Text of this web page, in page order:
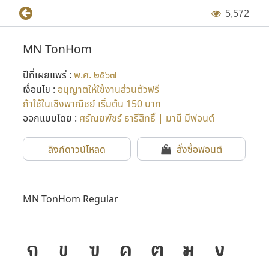
5,572
MN TonHom
ปีที่เผยแพร่ : พ.ศ. ๒๕๖๗
เงื่อนไข : อนุญาตให้ใช้งานส่วนตัวฟรี
ถ้าใช้ในเชิงพาณิชย์ เริ่มต้น 150 บาท
ออกแบบโดย : ศรัณยพัชร์ ธารีสิทธิ์ | มานี มีฟอนต์
ลิงก์ดาวน์โหลด สั่งซื้อฟอนต์
MN TonHom Regular
ก ข ฃ ค ฅ ฆ
ง